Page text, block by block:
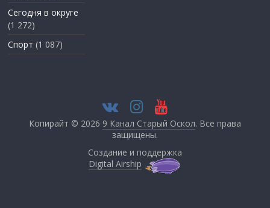
Сегодня в округе
(1 272)
Спорт (1 087)
Копирайт © 2026 9 Канал Старый Оскол. Все права
защищены.
Создание и поддержка
Digital Airship